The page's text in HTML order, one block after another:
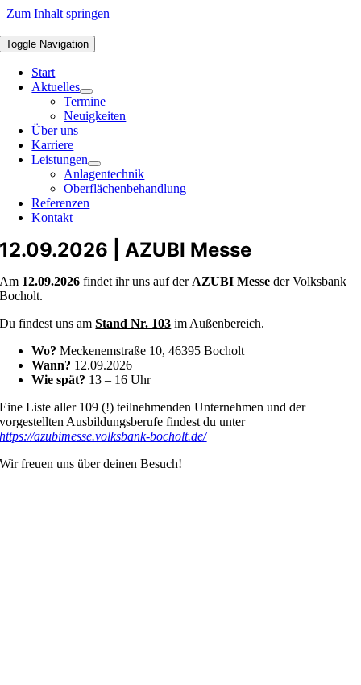
Zum Inhalt springen
Toggle Navigation
Start
Aktuelles
Termine
Neuigkeiten
Über uns
Karriere
Leistungen
Anlagentechnik
Oberflächenbehandlung
Referenzen
Kontakt
12.09.2026 | AZUBI Messe
Am 12.09.2026 findet ihr uns auf der AZUBI Messe der Volksbank
Bocholt.
Du findest uns am Stand Nr. 103 im Außenbereich.
Wo? Meckenemstraße 10, 46395 Bocholt
Wann? 12.09.2026
Wie spät? 13 – 16 Uhr
Eine Liste aller 109 (!) teilnehmenden Unternehmen und der
vorgestellten Ausbildungsberufe findest du unter
https://azubimesse.volksbank-bocholt.de/
Wir freuen uns über deinen Besuch!